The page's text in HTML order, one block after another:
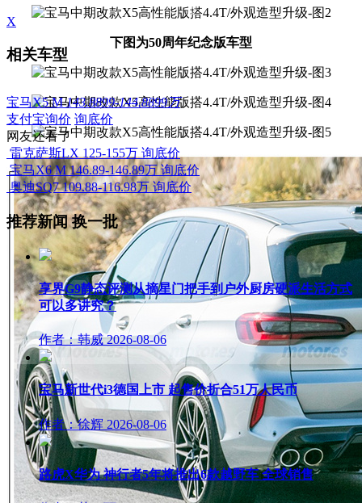
下图为50周年纪念版车型
X
相关车型
宝马X5 M 143.8899-144.8899万
支付宝询价 询底价
网友还看了
雷克萨斯LX 125-155万 询底价
宝马X6 M 146.89-146.89万 询底价
奥迪SQ7 109.88-116.98万 询底价
推荐新闻换一批
享界G9静态评测从摘星门把手到户外厨房硬派生活方式
可以多讲究？
作者：韩威 2026-08-06
宝马新世代i3德国上市 起售价折合51万人民币
作者：徐辉 2026-08-06
路虎X华为 神行者5年将推出6款越野车 全球销售